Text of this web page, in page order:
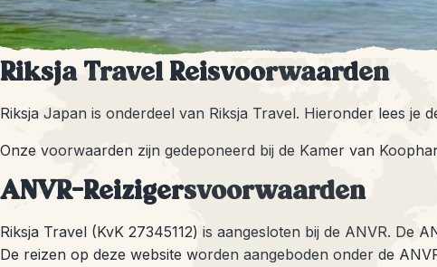
Riksja Travel Reisvoorwaarden
Riksja Japan is onderdeel van Riksja Travel. Hieronder lees je
Onze voorwaarden zijn gedeponeerd bij de Kamer van
ANVR-Reizigersvoorwaarden
Riksja Travel (KvK 27345112) is aangesloten bij de ANVR.
De reizen op deze website worden aangeboden onder de